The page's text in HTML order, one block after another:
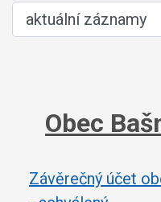
Obec
Závěrečný účet